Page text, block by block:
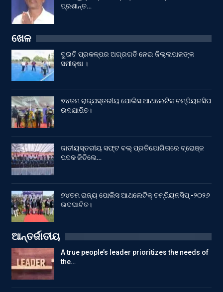
ପ୍ରଶାନ୍ତ…
ଖେଳ
ଦୁଇଟି ପ୍ରକଳ୍ପର ଅଗ୍ରଗତି ନେଇ ଜିଲ୍ଲାପାଳଙ୍କ
ସମୀକ୍ଷା ।
୭୪ତମ ରାଜ୍ଯସ୍ତରୀୟ ପୋଲିସ ଆଥଲେଟିକ ଚମ୍ପିୟନସିପ
ଉଦଯାପିତ।
ଜାତୀୟସ୍ତରୀୟ ସଫ୍ଟ ବଲ୍ ପ୍ରତିଯୋଗିତାରେ ବ୍ରୋଞ୍ଜ
ପଦକ ଜିତିଲେ…
୭୪ତମ ରାଜ୍ୟ ପୋଲିସ ଆଥଲେଟିକ୍ ଚମ୍ପିୟନସିପ୍ -୨୦୨୬
ଉଦଘାଟିତ।
ଆନ୍ତର୍ଜାତୀୟ
A true people’s leader prioritizes the needs of
the…